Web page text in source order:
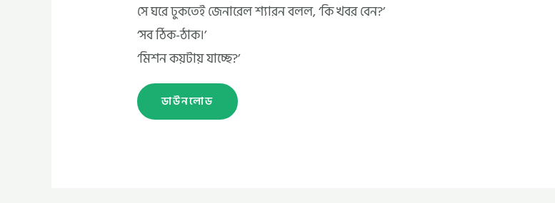
সে ঘরে ঢুকতেই জেনারেল শ্যারন বলল, ‘কি খবর বেন?’
‘সব ঠিক-ঠাক।’
‘মিশন কয়টায় যাচ্ছে?’
ডাউনলোড